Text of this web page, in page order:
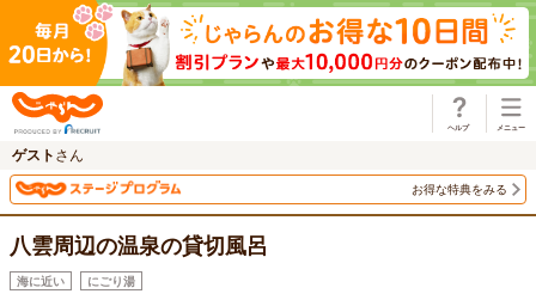
ゲスト さん
お得な特典をみる
八雲周辺の温泉の貸切風呂
海に近い にごり湯